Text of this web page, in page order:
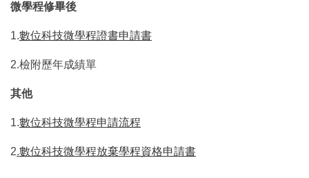
微學程修畢後
1.數位科技微學程證書申請書
2.檢附歷年成績單
其他
1.數位科技微學程申請流程
2.數位科技微學程放棄學程資格申請書